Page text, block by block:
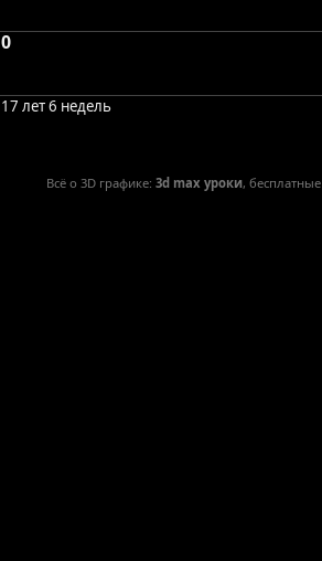
0
17 лет 6 недель
Всё о 3D графике: 3d max уроки, бесплатные